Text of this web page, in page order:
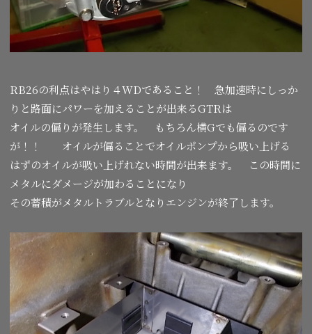
RB26の利点はやはり４WDであること！ 急加速時にしっか
りと路面にパワーを加えることが出来るGTRは
オイルの偏りが発生します。 もちろん横Gでも偏るのです
が！！ オイルが偏ることでオイルポンプから吸い上げる
はずのオイルが吸い上げれない時間が出来ます。 この時間に
メタルにダメージが加わることになり
その蓄積がメタルトラブルとなりエンジンが終了します。